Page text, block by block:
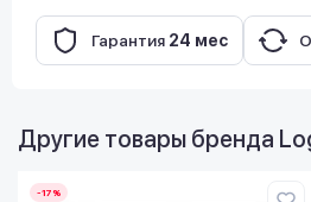
Гарантия 24 мес
Другие товары бренда
-17%